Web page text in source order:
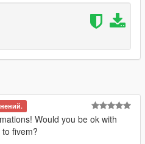
Would you be ok with
fivem?